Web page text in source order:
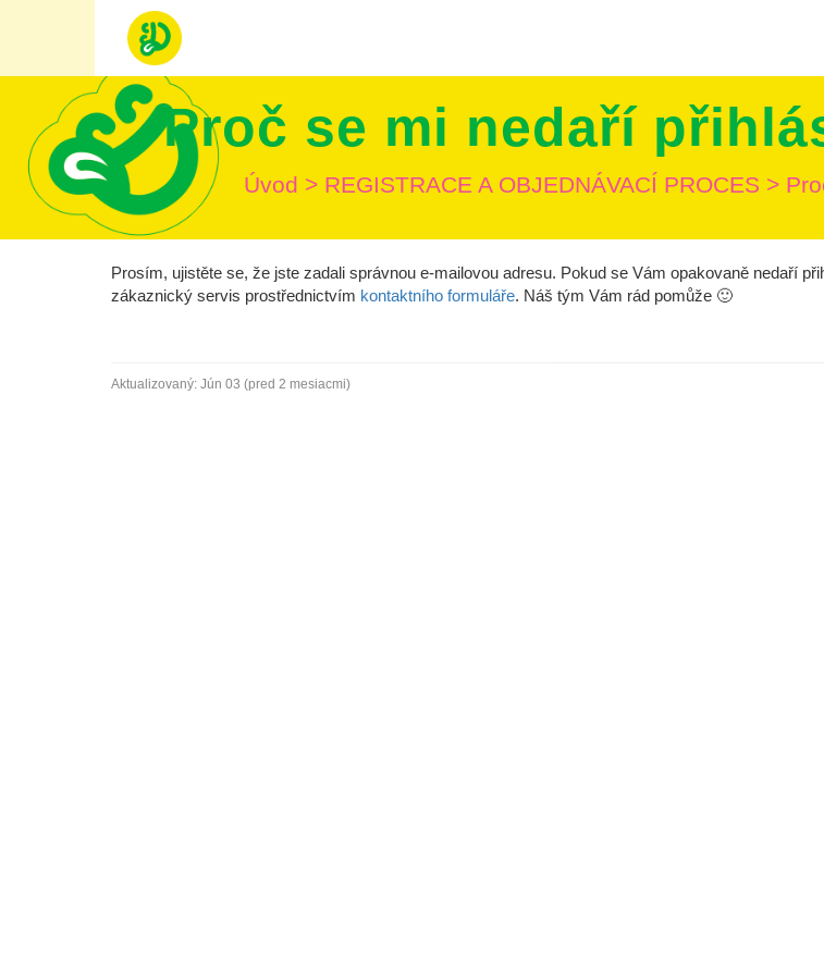
Proč se mi nedaří
Úvod > REGISTRACE A OBJEDNÁVACÍ PROCES >
Prosím, ujistěte se, že jste zadali správnou e-mailovou adresu. Pokud se Vám opakovaně nedaří
zákaznický servis prostřednictvím kontaktního formuláře. Náš tým Vám rád pomůže 🙂
Aktualizovaný: Jún 03 (pred 2 mesiacmi)